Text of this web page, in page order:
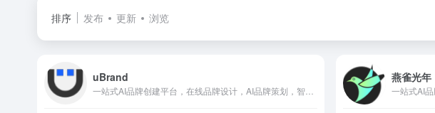
排序 发布 更新 浏览
uBrand 燕雀光年